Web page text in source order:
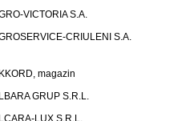
VICTORIA S.A.
CRIULENI S.A.
magazin
GRUP S.R.L.
LUX S.R.L.